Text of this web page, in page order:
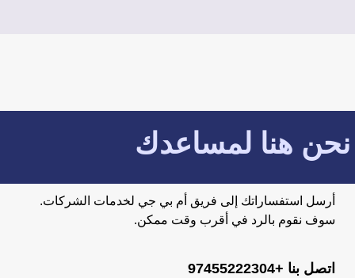
نحن هنا لمساعدك
أرسل استفساراتك إلى فريق أم بي جي لخدمات الشركات.
سوف نقوم بالرد في أقرب وقت ممكن.
اتصل بنا +97455222304